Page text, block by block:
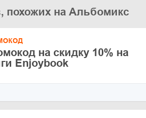
похожих на Альбомикс
на скидку 10% на
Enjoybook